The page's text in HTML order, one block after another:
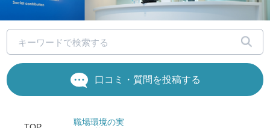
口コミ・質問を投稿する
職場環境の実